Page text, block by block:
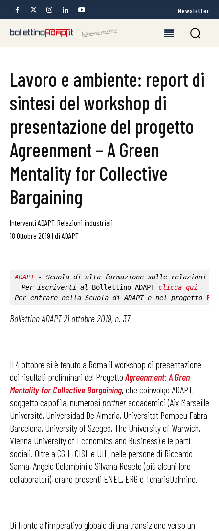
Newsletter
Lavoro e ambiente: report di
sintesi del workshop di
presentazione del progetto
Agreenment – A Green
Mentality for Collective
Bargaining
Interventi ADAPT, Relazioni industriali
18 Ottobre 2019 | di ADAPT
ADAPT - Scuola di alta formazione sulle relazioni
Per iscriverti al Bollettino ADAPT clicca qui
Per entrare nella Scuola di ADAPT e nel progetto
Bollettino ADAPT 21 ottobre 2019, n. 37
Il 4 ottobre si è tenuto a Roma il workshop di presentazione
dei risultati preliminari del Progetto Agreenment: A Gren
Mentality for Collective Bargaining, che coinvolge ADAPT,
soggetto capofila, numerosi partner accademici (Aix Marseille
Université, Universidad De Almerìa, Universitat Pompeu Fabra
Barcelona, University of Szeged, The University of Warwich,
Vienna University of Economics and Business) e le parti
sociali. Oltre a CGIL, CISL e UIL, nelle persone di Riccardo
Sanna, Angelo Colombini e Silvana Roseto (più alcuni loro
collaboratori), erano presenti ENEL, ERG e TenarisDalmine.
Di fronte all’imperativo globale di una transizione verso un